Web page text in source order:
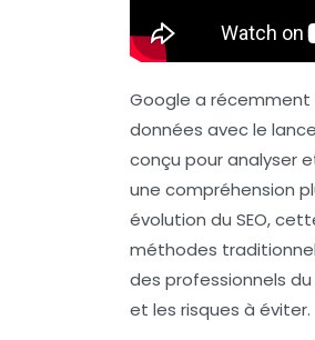
Google a
données avec le
conçu pour analyser
une compréhension
évolution du SEO,
méthodes
des professionnels
et les risques à éviter.